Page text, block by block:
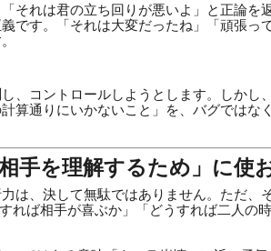
それは君の立ち回りが悪いよ」と正論を
です。「それは大変だったね」「頑張っ
、コントロールしようとします。しかし
算通りにいかないこと」を、バグではな
手を理解するため」に使
は、決して無駄ではありません。ただ、
れば相手が喜ぶか」「どうすれば二人の